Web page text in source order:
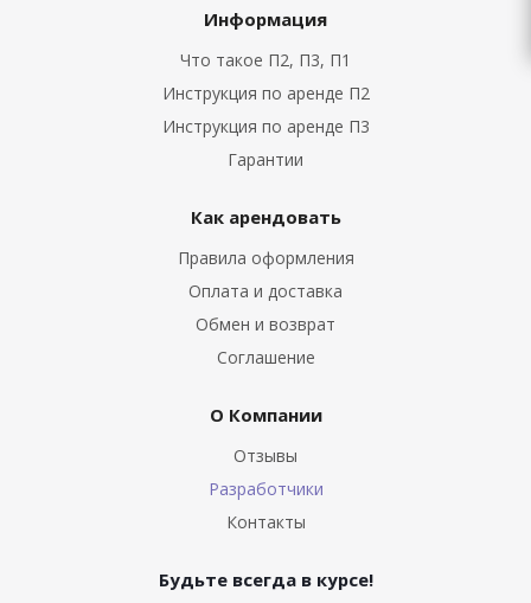
Информация
Что такое П2, П3, П1
Инструкция по аренде П2
Инструкция по аренде П3
Гарантии
Как арендовать
Правила оформления
Оплата и доставка
Обмен и возврат
Соглашение
О Компании
Отзывы
Разработчики
Контакты
Будьте всегда в курсе!